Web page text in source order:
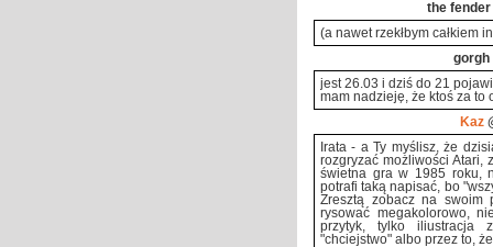
the fender
(a nawet rzekłbym całkiem
gorgh
jest 26.03 i dziś do 21
mam nadzieję, że ktoś za to
Kaz
Irata - a Ty myślisz, że
rozgryzać możliwości Atari,
świetna gra w 1985 roku,
potrafi taką napisać, bo
Zresztą zobacz na swoim
rysować megakolorowo,
przytyk, tylko iliustracja
"chciejstwo" albo przez to,